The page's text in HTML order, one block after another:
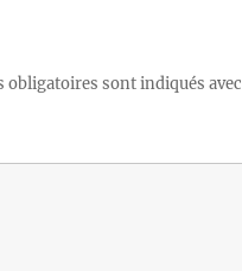
obligatoires sont indiqués avec